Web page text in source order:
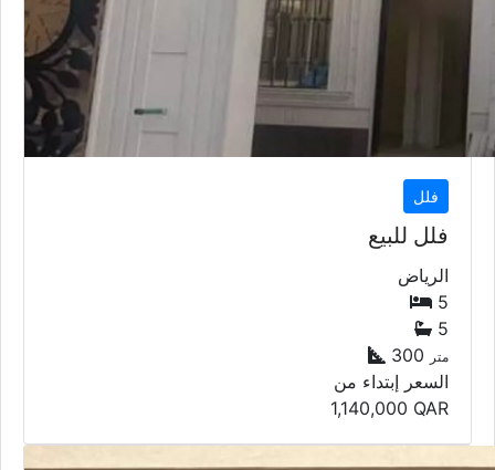
فلل
فلل للبيع
الرياض
5
5
300
متر
السعر إبتداء من
1,140,000 QAR